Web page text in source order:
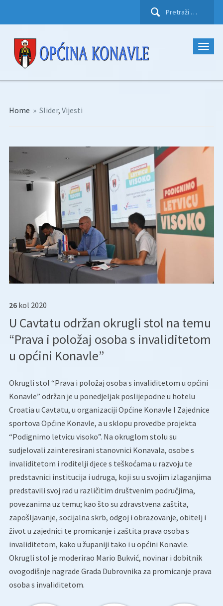
Pretraži:
Home » Slider, Vijesti
26 kol 2020
U Cavtatu održan okrugli stol na temu
“Prava i položaj osoba s invaliditetom
u općini Konavle”
Okrugli stol “Prava i položaj osoba s invaliditetom u općini
Konavle” održan je u ponedjeljak poslijepodne u hotelu
Croatia u Cavtatu, u organizaciji Općine Konavle I Zajednice
sportova Općine Konavle, a u sklopu provedbe projekta
“Podignimo letvicu visoko”. Na okruglom stolu su
sudjelovali zainteresirani stanovnici Konavala, osobe s
invaliditetom i roditelji djece s teškoćama u razvoju te
predstavnici institucija i udruga, koji su u svojim izlaganjima
predstavili svoj rad u različitim društvenim područjima,
povezanima uz temu; kao što su zdravstvena zaštita,
zapošljavanje, socijalna skrb, odgoj i obrazovanje, obitelj i
život u zajednici te promicanje i zaštita prava osoba s
invaliditetom, kako u županiji tako i u općini Konavle.
Okrugli stol je moderirao Mario Bukvić, novinar i dobitnik
ovogodišnje nagrade Grada Dubrovnika za promicanje prava
osoba s invaliditetom.